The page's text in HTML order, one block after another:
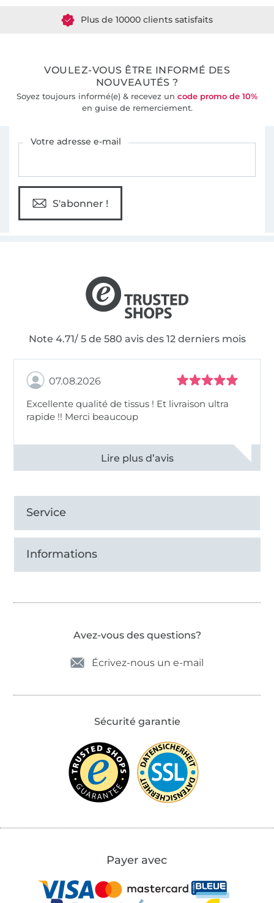
Plus de 10000 clients satisfaits
VOULEZ-VOUS ÊTRE INFORMÉ DES
NOUVEAUTÉS ?
Soyez toujours informé(e) & recevez un code promo de 10%
en guise de remerciement.
Votre adresse e-mail
S'abonner !
Note 4.71/ 5 de 580 avis des 12 derniers mois
07.08.2026
Excellente qualité de tissus ! Et livraison ultra
rapide !! Merci beaucoup
Voir tous les 11496 commentaires
Service
Informations
Avez-vous des questions?
Écrivez-nous un e-mail
Sécurité garantie
Payer avec